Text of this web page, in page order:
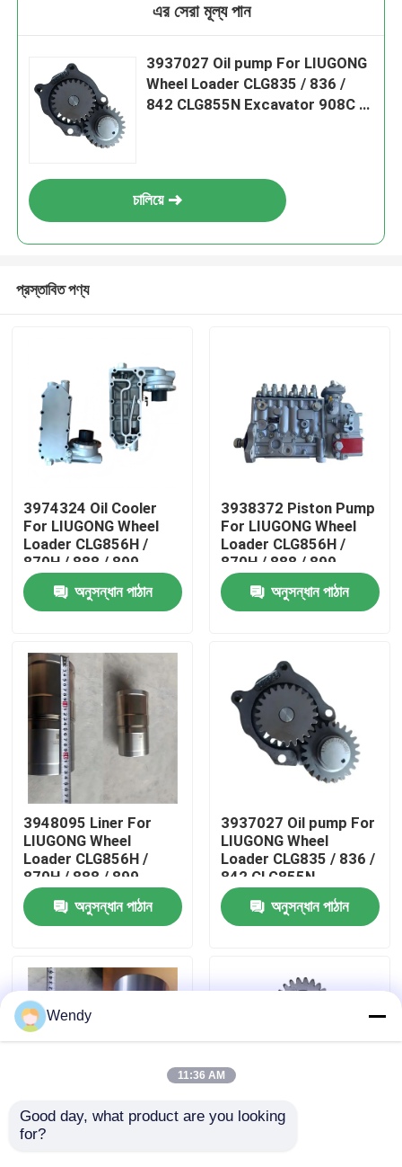
পণ্য
ভিডিও
আমাদের সম্পর্কে
কারখানা ভ্রমণ
মান নিয়ন্ত্রণ
যোগাযোগ করুন
খবর
এর সেরা মূল্য পান
3937027 Oil pump For LIUGONG
Wheel Loader CLG835 / 836 /
842 CLG855N Excavator 908C /
চালিয়ে
প্রস্তাবিত পণ্য
3974324 Oil Cooler
For LIUGONG Wheel
Loader CLG856H /
870H / 888 / 899
Engine 6CT8.3 /
6CTA8.3 ISL9 / QSL9
অনুসন্ধান পাঠান
3938372 Piston Pump
For LIUGONG Wheel
Loader CLG856H /
870H / 888 / 899
Excavator 925D /
930D / 936D Engine
6D114 QSC8.3
অনুসন্ধান পাঠান
3948095 Liner For
LIUGONG Wheel
Loader CLG856H /
870H / 888 / 899
Excavator 939E/945E
Engine 6CT8.3 /
6CTA8.3 / 6CTAA8.3
অনুসন্ধান পাঠান
3937027 Oil pump For
LIUGONG Wheel
Loader CLG835 / 836 /
842 CLG855N
Excavator 908C /
910E / 915D Engine
QSB3.9 / ISB4.5
অনুসন্ধান পাঠান
3904166 Liner For
Wendy
11:36 AM
Good day, what product are you looking
for?